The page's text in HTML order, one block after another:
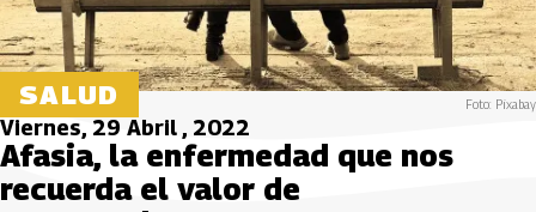
SALUD Foto: Pixabay
Viernes, 29 Abril , 2022
Afasia, la enfermedad que nos
recuerda el valor de